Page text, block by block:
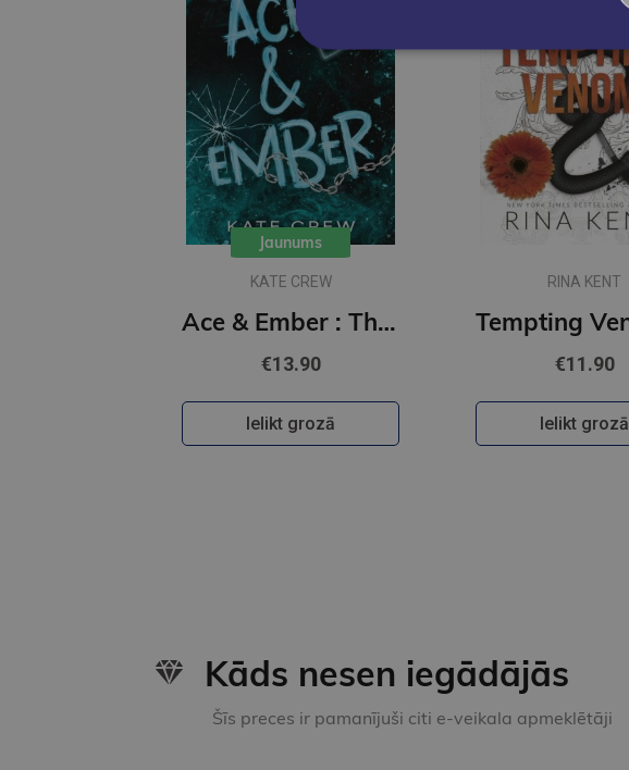
Jaunums
KATE CREW
Ace & Ember : The addictive and electric follow up to TikTok sensation Rook & Rebel!
€13.90
Ielikt grozā
RINA KENT
€11.90
Ielikt grozā
Kāds nesen iegādājās
Šīs preces ir pamanījuši citi e-veikala apmeklētāji